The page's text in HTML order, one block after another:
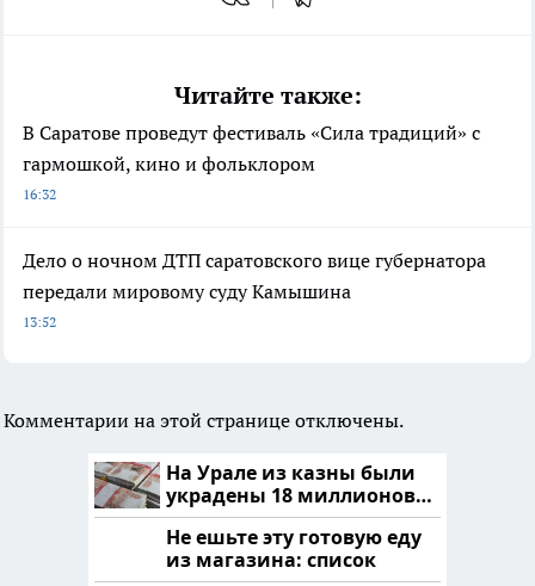
Читайте также:
В Саратове проведут фестиваль «Сила традиций» с
гармошкой, кино и фольклором
16:32
Дело о ночном ДТП саратовского вице губернатора
передали мировому суду Камышина
13:52
Комментарии на этой странице отключены.
На Урале из казны были
украдены 18 миллионов
рублей
Не ешьте эту готовую еду
из магазина: список